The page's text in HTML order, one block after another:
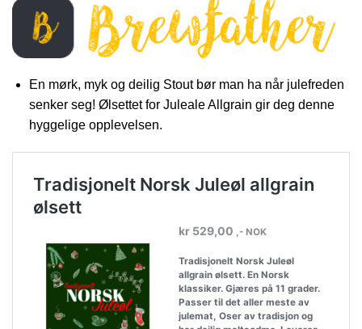
En mørk, myk og deilig Stout bør man ha når julefreden
senker seg! Ølsettet for Juleale Allgrain gir deg denne
hyggelige opplevelsen.